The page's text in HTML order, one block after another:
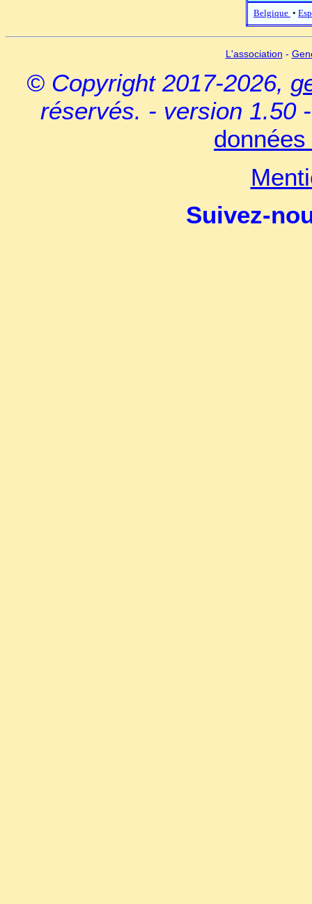
Belgique •
L'association -
© Copyright 2017-2026,
réservés. - version 1.50
Suivez-